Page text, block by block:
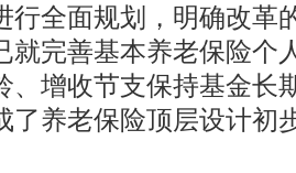
行全面规划，明确改革
就完善基本养老保险个
、增收节支保持基金长
了养老保险顶层设计初